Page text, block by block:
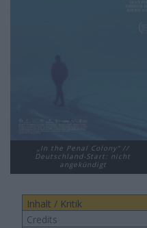
„In the Penal Colony“ //
Deutschland-Start: nicht
angekündigt
Inhalt / Kritik
Credits